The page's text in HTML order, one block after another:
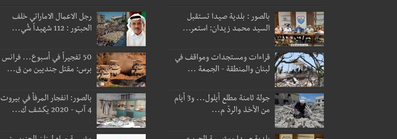
بالصور : بلدية صيدا تستقبل
السيد محمد زيدان: استعر...
قراءات ومستجدات ومواقف في
لبنان والمنطقة - الجمعة ...
جولة ثامنة مطلع أيلول... و3 أيام
من الأخذ والردّ م...
رجل الاعمال الاماراتي خلف
الحبتور : 112 شهيداً شُي...
50 تفجيراً في أسبوع... فرانس
برس: مقتل جنديين من ق...
بالصور: انفجار المرفأ في بيروت
4 آب - 2020 يكشف ك...